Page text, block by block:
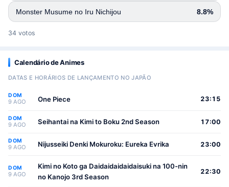
Monster Musume no Iru Nichijou 8.8%
34 votos
Calendário de Animes
DATAS E HORÁRIOS DE LANÇAMENTO NO JAPÃO
DOM
9 AGO One Piece 23:15
DOM
9 AGO Seihantai na Kimi to Boku 2nd Season 17:00
DOM
9 AGO Nijusseiki Denki Mokuroku: Eureka Evrika 23:00
DOM
9 AGO
Kimi no Koto ga Daidaidaidaidaisuki na 100-nin
no Kanojo 3rd Season
22:30